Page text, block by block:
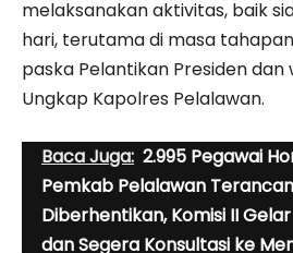
melaksanakan aktivitas, baik
hari, terutama di masa
paska Pelantikan Presiden dan
Ungkap Kapolres Pelalawan.
Baca Juga: 2.995 Pegawai
Pemkab Pelalawan
Diberhentikan, Komisi II Gelar
dan Segera Konsultasi ke